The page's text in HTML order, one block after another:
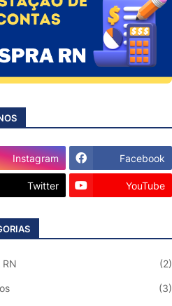
Instagram Facebook
Twitter YouTube
RN (2)
(3)